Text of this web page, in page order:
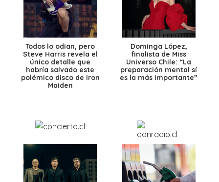
Todos lo odian, pero
Steve Harris revela el
único detalle que
habría salvado este
polémico disco de Iron
Maiden
Dominga López,
finalista de Miss
Universo Chile: “La
preparación mental sí
es la más importante”